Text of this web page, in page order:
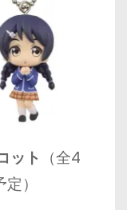
ット （全4
）